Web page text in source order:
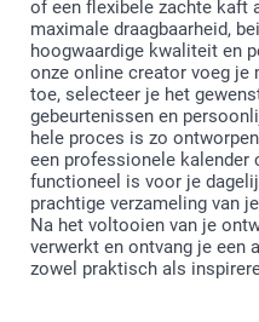
of een flexibele zachte kaft
maximale draagbaarheid,
hoogwaardige kwaliteit en
onze online creator voeg
toe, selecteer je het
gebeurtenissen en
hele proces is zo
een professionele kalender
functioneel is voor je
prachtige verzameling van
Na het voltooien van je
verwerkt en ontvang je een
zowel praktisch als